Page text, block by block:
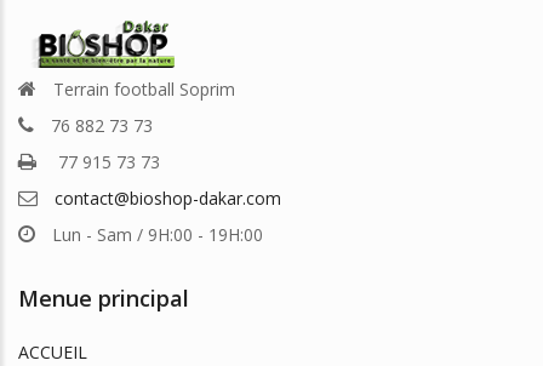
Terrain football Soprim
76 882 73 73
77 915 73 73
contact@bioshop-dakar.com
Lun - Sam / 9H:00 - 19H:00
Menue principal
ACCUEIL